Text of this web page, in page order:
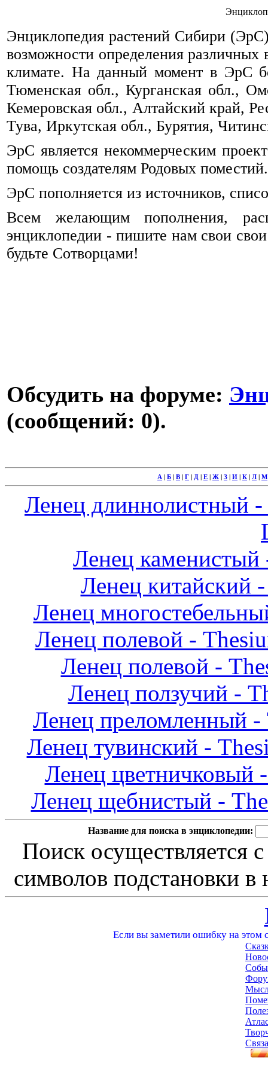
Энциклопедия растений Сибири (ЭрС)
возможности определения
климате. На данный момент в ЭрС
Тюменская обл., Курганская обл.,
Кемеровская обл., Алтайский край,
Тува, Иркутская обл., Бурятия,
ЭрС является некоммерческим
помощь создателям Родовых поместий.
ЭрС пополняется из источников,
Всем желающим пополнения,
энциклопедии - пишите нам свои
будьте Сотворцами!
Обсудить на форуме:
(сообщений: 0).
А | Б | В | Г | Д | Е | Ж | З | И | К | Л | М
Ленец длиннолистный
Ленец каменистый
Ленец китайский
Ленец
Ленец полевой -
Ленец полевой -
Ленец ползучий -
Ленец преломленный
Ленец тувинский -
Ленец цветничковый
Ленец щебнистый -
Название для поиска в энциклопедии:
Поиск осуществляется
символов подстановки в
Если вы заметили ошибку на этом